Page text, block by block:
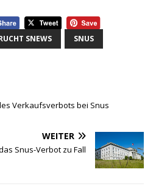
SNEWS SNUS
Verkaufsverbots bei Snus
WEITER
Snus-Verbot zu Fall